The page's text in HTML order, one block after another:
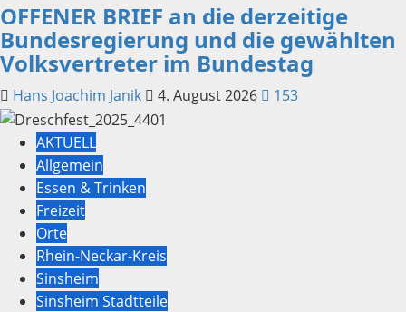
OFFENER BRIEF an die derzeitige
Bundesregierung und die gewählten
Volksvertreter im Bundestag
Hans Joachim Janik 4. August 2026 153
AKTUELL
Allgemein
Essen & Trinken
Freizeit
Orte
Rhein-Neckar-Kreis
Sinsheim
Sinsheim Stadtteile